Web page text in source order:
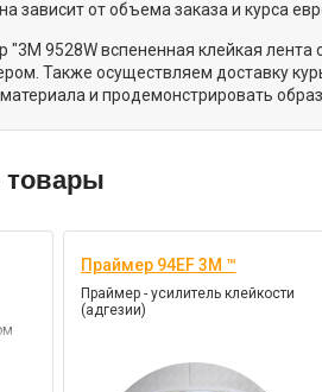
зависит от объема заказа и курса
"3M 9528W вспененная клейкая
Также осуществляем доставку
и продемонстрировать
товары
Праймер 94EF 3М ™
Праймер - усилитель клейкости
(адгезии)